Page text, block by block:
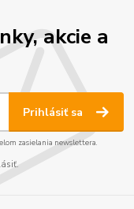
akcie a
Prihlásiť sa
zasielania newslettera.